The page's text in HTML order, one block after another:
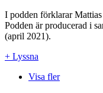
I podden förklarar
Podden är producerad i
(april 2021).
+ Lyssna
Visa fler